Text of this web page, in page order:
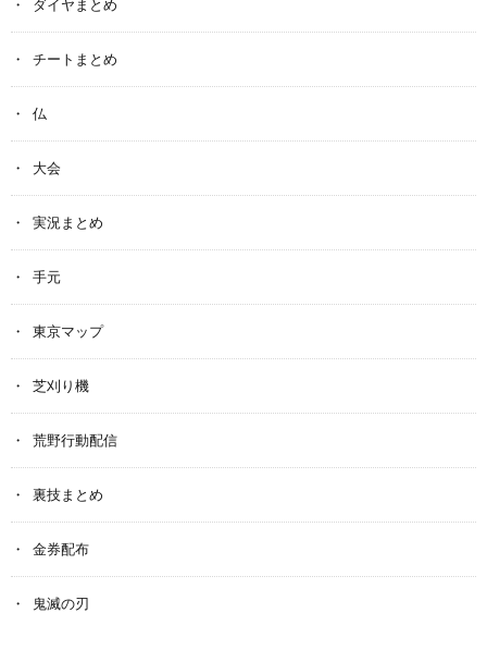
ダイヤまとめ
チートまとめ
仏
大会
実況まとめ
手元
東京マップ
芝刈り機
荒野行動配信
裏技まとめ
金券配布
鬼滅の刃